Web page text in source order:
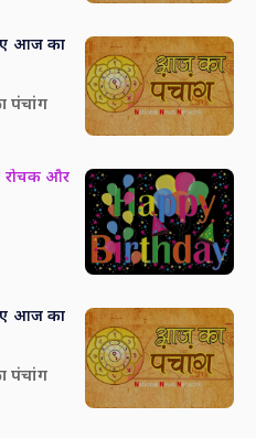
आज का
पंचांग
रोचक और
आज का
पंचांग